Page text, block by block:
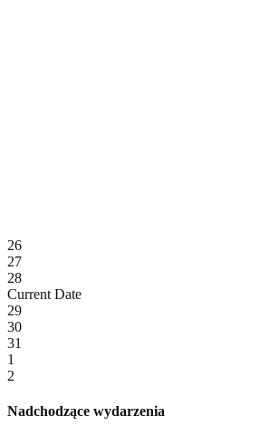
26
27
28
Current Date
29
30
31
1
2
Nadchodzące wydarzenia